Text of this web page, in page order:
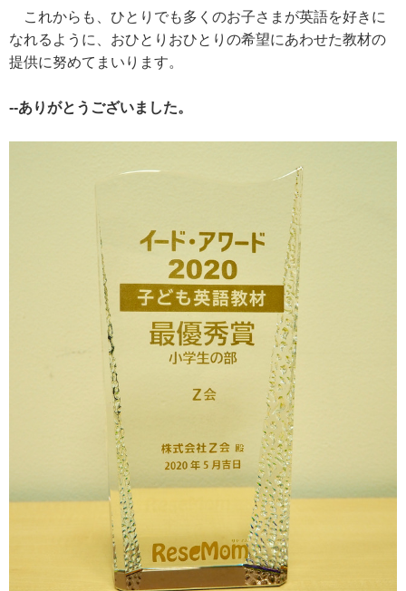
これからも、ひとりでも多くのお子さまが英語を好きに
なれるように、おひとりおひとりの希望にあわせた教材の
提供に努めてまいります。
--ありがとうございました。